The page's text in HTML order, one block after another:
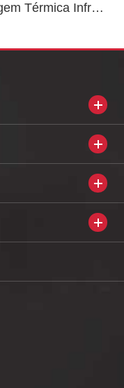
na criação de Gado Leiteiro